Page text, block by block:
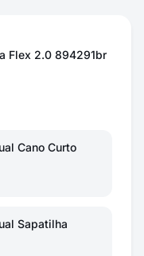
Flex 2.0 894291br
Cano Curto
Sapatilha